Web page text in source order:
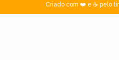
Criado com ❤️ e ☕ pelo